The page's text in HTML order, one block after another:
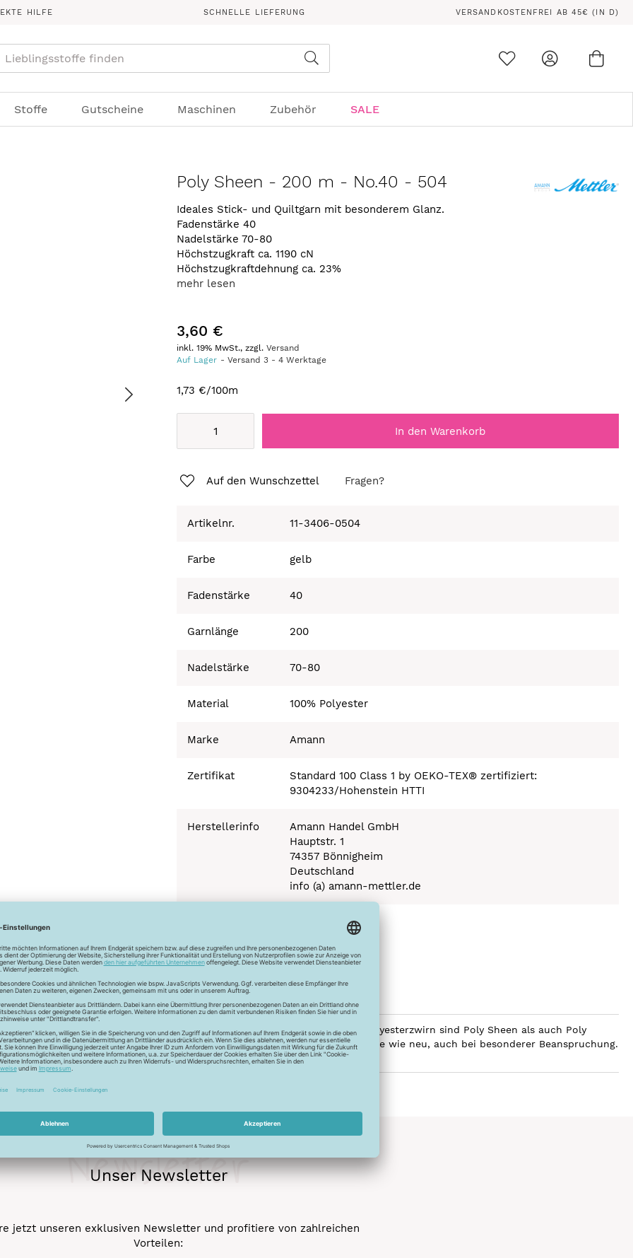
HILFE SCHNELLE LIEFERUNG VERSANDKOSTENFREI AB 45€ (IN D)
Stoffe Gutscheine Maschinen Zubehör SALE
Poly Sheen - 200 m - No.40 - 504
Ideales Stick- und Quiltgarn mit besonderem Glanz.
Fadenstärke 40
Nadelstärke 70-80
Höchstzugkraft ca. 1190 cN
Höchstzugkraftdehnung ca. 23%
mehr lesen
3,60 €
inkl. 19% MwSt., zzgl.Versand
Auf Lager
Versand3 -4 Werktage
1,73 €/100m
In den Warenkorb
Auf den Wunschzettel Fragen?
Artikelnr. 11-3406-0504
Farbe gelb
Fadenstärke 40
Garnlänge 200
Nadelstärke 70-80
Material 100% Polyester
Marke Amann
Zertifikat
Standard 100 Class 1 by OEKO-TEX® zertifiziert:
9304233/Hohenstein HTTI
Herstellerinfo
Amann Handel GmbH
Hauptstr. 1
74357 Bönnigheim
Deutschland
info (a) amann-mettler.de
Lichtreflektion und glänzen deshalb besonders. Durch den trilobalen Polyesterzwirn sind Poly Sheen als auch Poly
und Vernähbarkeit. Darüber hinaus bleibt der tolle Glanz über Jahre wie neu, auch bei besonderer Beanspruchung.
Unser Newsletter
Newsletter
jetzt unseren exklusiven Newsletter und profitiere von zahlreichen
Vorteilen: